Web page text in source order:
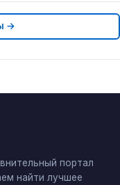
→
портал
найти лучшее